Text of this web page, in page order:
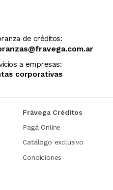
de créditos:
a empresas:
corporativas
Frávega Créditos
Pagá Online
Catálogo exclusivo
Condiciones